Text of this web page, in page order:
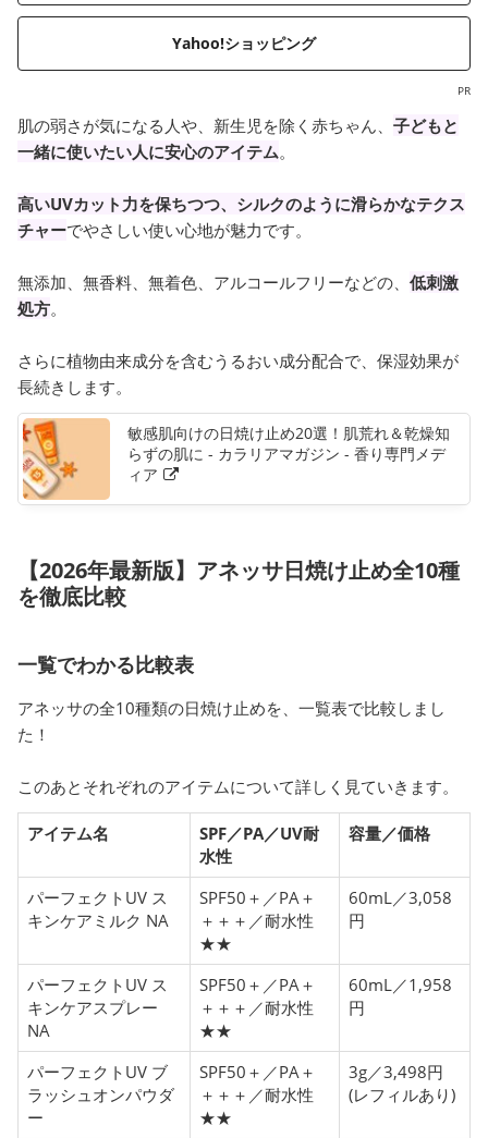
Yahoo!ショッピング
PR
肌の弱さが気になる人や、新生児を除く赤ちゃん、 子どもと
一緒に使いたい人に安心のアイテム。
高いUVカット力を保ちつつ、シルクのように滑らかなテクス
チャーでやさしい使い心地が魅力です。
無添加、無香料、無着色、アルコールフリーなどの、 低刺激
処方。
さらに植物由来成分を含むうるおい成分配合で、保湿効果が
長続きします。
敏感肌向けの日焼け止め20選！肌荒れ＆乾燥知
らずの肌に - カラリアマガジン - 香り専門メデ
ィア
【2026年最新版】アネッサ日焼け止め全10種
を徹底比較
一覧でわかる比較表
アネッサの全10種類の日焼け止めを、一覧表で比較しまし
た！
このあとそれぞれのアイテムについて詳しく見ていきます。
アイテム名
SPF／PA／UV耐
水性
容量／価格
パーフェクトUV ス
キンケアミルク NA
SPF50＋／PA＋
＋＋＋／耐水性
★★
60mL／3,058
円
パーフェクトUV ス
キンケアスプレー
NA
SPF50＋／PA＋
＋＋＋／耐水性
★★
60mL／1,958
円
パーフェクトUV ブ
ラッシュオンパウダ
ー
SPF50＋／PA＋
＋＋＋／耐水性
★★
3g／3,498円
(レフィルあり)